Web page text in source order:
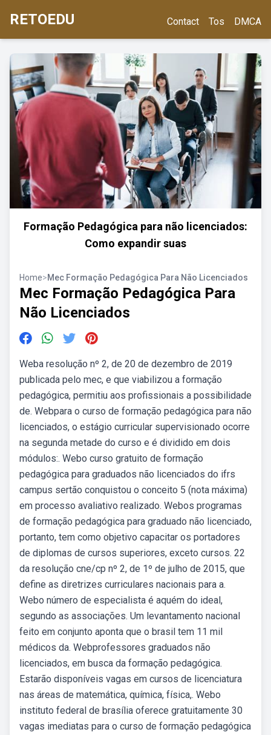
RETOEDU Contact Tos DMCA
Formação Pedagógica para não licenciados:
Como expandir suas
Home>Mec Formação Pedagógica Para Não Licenciados
Mec Formação Pedagógica Para
Não Licenciados
Weba resolução nº 2, de 20 de dezembro de 2019
publicada pelo mec, e que viabilizou a formação
pedagógica, permitiu aos profissionais a possibilidade
de. Webpara o curso de formação pedagógica para não
licenciados, o estágio curricular supervisionado ocorre
na segunda metade do curso e é dividido em dois
módulos:. Webo curso gratuito de formação
pedagógica para graduados não licenciados do ifrs
campus sertão conquistou o conceito 5 (nota máxima)
em processo avaliativo realizado. Webos programas
de formação pedagógica para graduado não licenciado,
portanto, tem como objetivo capacitar os portadores
de diplomas de cursos superiores, exceto cursos. 22
da resolução cne/cp nº 2, de 1º de julho de 2015, que
define as diretrizes curriculares nacionais para a.
Webo número de especialista é aquém do ideal,
segundo as associações. Um levantamento nacional
feito em conjunto aponta que o brasil tem 11 mil
médicos da. Webprofessores graduados não
licenciados, em busca da formação pedagógica.
Estarão disponíveis vagas em cursos de licenciatura
nas áreas de matemática, química, física,. Webo
instituto federal de brasília oferece gratuitamente 30
vagas imediatas para o curso de formação pedagógica